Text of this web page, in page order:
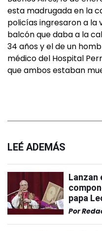
esta madrugada en la
policías ingresaron a la
balcón que daba a la
34 años y el de un
médico del Hospital
que ambos estaban
LEÉ ADEMÁS
Lanzan
papa
Por